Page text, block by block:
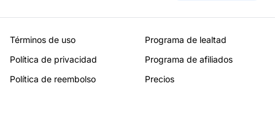
Términos de uso
Programa de lealtad
Política de privacidad
Programa de afiliados
Política de reembolso
Precios